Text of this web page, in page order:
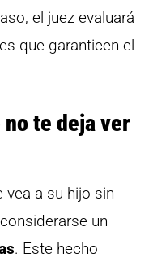
el juez evaluará
que garanticen el
te deja ver
vea a su hijo sin
un
. Este hecho